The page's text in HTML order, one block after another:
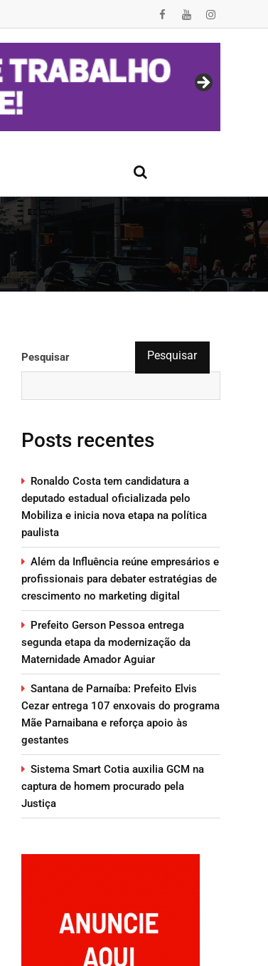
Pesquisar Pesquisar
Posts recentes
Ronaldo Costa tem candidatura a
deputado estadual oficializada pelo
Mobiliza e inicia nova etapa na política
paulista
Além da Influência reúne empresários e
profissionais para debater estratégias de
crescimento no marketing digital
Prefeito Gerson Pessoa entrega
segunda etapa da modernização da
Maternidade Amador Aguiar
Santana de Parnaíba: Prefeito Elvis
Cezar entrega 107 enxovais do programa
Mãe Parnaibana e reforça apoio às
gestantes
Sistema Smart Cotia auxilia GCM na
captura de homem procurado pela
Justiça